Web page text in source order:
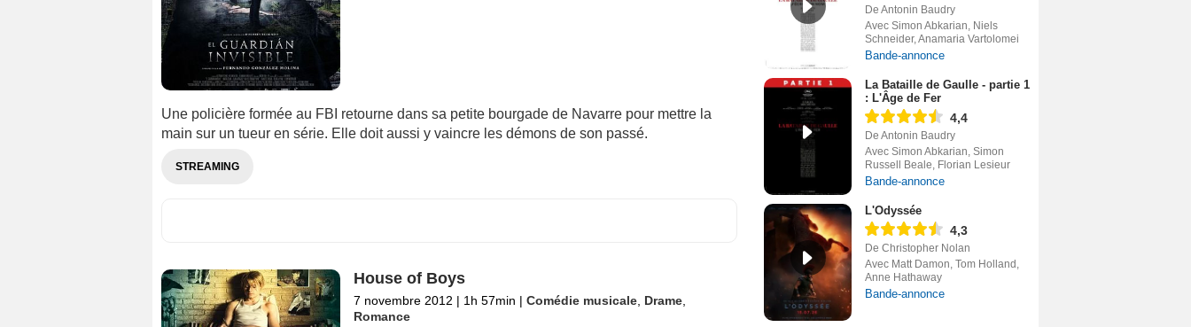
Une policière formée au FBI retourne dans sa petite bourgade de Navarre pour mettre la
main sur un tueur en série. Elle doit aussi y vaincre les démons de son passé.
STREAMING
House of Boys
7 novembre 2012 | 1h 57min | Comédie musicale, Drame,
Romance
De Antonin Baudry
Avec Simon Abkarian, Niels
Schneider, Anamaria Vartolomei
Bande-annonce
La Bataille de Gaulle - partie 1
: L'Âge de Fer
4,4
De Antonin Baudry
Avec Simon Abkarian, Simon
Russell Beale, Florian Lesieur
Bande-annonce
L'Odyssée
4,3
De Christopher Nolan
Avec Matt Damon, Tom Holland,
Anne Hathaway
Bande-annonce